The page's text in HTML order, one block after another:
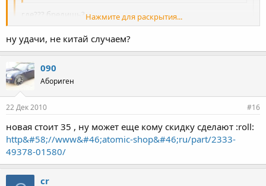
где??? бредишь?
Нажмите для раскрытия...
можно под заказ! теперь мне б/у и за 20 в хер не вперлась,
лучше новую возьму!
Нажмите для раскрытия...
ну удачи, не китай случаем?
090
Абориген
22 Дек 2010 #16
новая стоит 35 , ну может еще кому скидку сделают :roll:
http&#58;//www&#46;atomic-shop&#46;ru/part/2333-
49378-01580/
cr